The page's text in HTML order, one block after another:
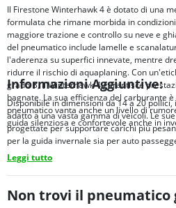
Il Firestone Winterhawk 4 è dotato di una
formulata che rimane morbida in
maggiore trazione e controllo su neve e
del pneumatico include lamelle e
l'aderenza su superfici innevate, mentre
ridurre il rischio di aquaplaning. Con
grado B, il Winterhawk 4 garantisce
bagnate. La sua efficienza del carburante
pneumatico vanta anche un livello di
guida silenziosa e confortevole anche in
Informazioni Aggiuntive:
Disponibile in dimensioni da 14 a 20
adatto a una vasta gamma di veicoli. Le
progettate per supportare carichi più
per la guida invernale sia per auto
Leggi tutto
Non trovi il pneumatico